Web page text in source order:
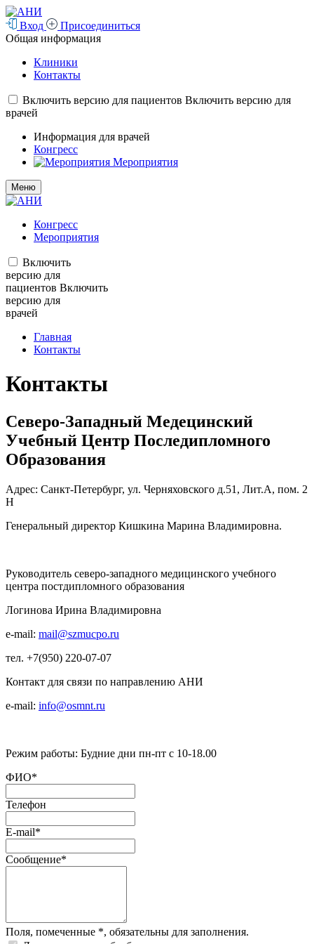
Вход
Присоединиться
Общая информация
Клиники
Контакты
Включить версию для пациентов Включить версию для
врачей
Информация для врачей
Конгресс
Мероприятия
Меню
Конгресс
Мероприятия
Включить
версию для
пациентов Включить
версию для
врачей
Главная
Контакты
Контакты
Северо-Западный Медецинский
Учебный Центр Последипломного
Образования
Адрес: Санкт-Петербург, ул. Черняховского д.51, Лит.А, пом. 2
Н
Генеральный директор Кишкина Марина Владимировна.
Руководитель северо-западного медицинского учебного
центра постдипломного образования
Логинова Ирина Владимировна
e-mail: mail@szmucpo.ru
тел. +7(950) 220-07-07
Контакт для связи по направлению АНИ
e-mail: info@osmnt.ru
Режим работы: Будние дни пн-пт с 10-18.00
ФИО*
Телефон
E-mail*
Сообщение*
Поля, помеченные *, обязательны для заполнения.